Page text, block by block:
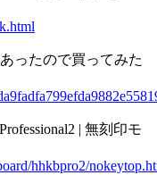
ったので買ってみた
| 無刻印モ
hhkbpro2/